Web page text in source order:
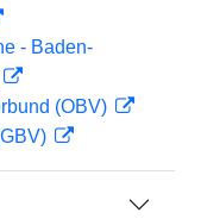
- Baden-
(OBV)